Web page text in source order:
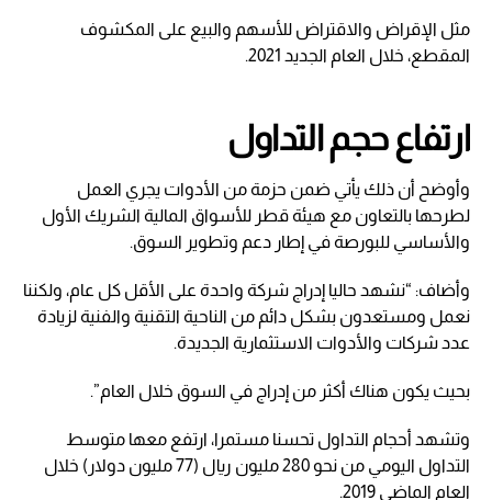
مثل الإقراض والاقتراض للأسهم والبيع على المكشوف
المقطع، خلال العام الجديد 2021.
ارتفاع حجم التداول
وأوضح أن ذلك يأتي ضمن حزمة من الأدوات يجري العمل
لطرحها بالتعاون مع هيئة قطر للأسواق المالية الشريك الأول
والأساسي للبورصة في إطار دعم وتطوير السوق.
وأضاف: “نشهد حاليا إدراج شركة واحدة على الأقل كل عام، ولكننا
نعمل ومستعدون بشكل دائم من الناحية التقنية والفنية لزيادة
عدد شركات والأدوات الاستثمارية الجديدة.
بحيث يكون هناك أكثر من إدراج في السوق خلال العام”.
وتشهد أحجام التداول تحسنا مستمرا، ارتفع معها متوسط
التداول اليومي من نحو 280 مليون ريال (77 مليون دولار) خلال
العام الماضي 2019.